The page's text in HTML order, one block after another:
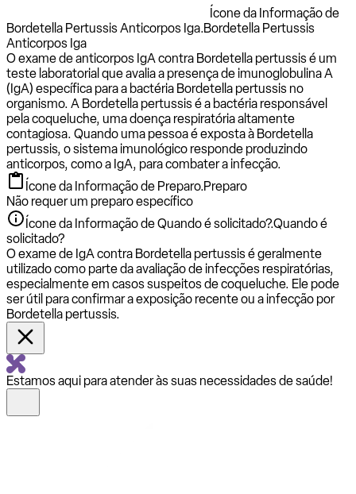
Ícone da Informação de
Bordetella Pertussis Anticorpos Iga.Bordetella Pertussis
Anticorpos Iga
O exame de anticorpos IgA contra Bordetella pertussis é um
teste laboratorial que avalia a presença de imunoglobulina A
(IgA) específica para a bactéria Bordetella pertussis no
organismo. A Bordetella pertussis é a bactéria responsável
pela coqueluche, uma doença respiratória altamente
contagiosa. Quando uma pessoa é exposta à Bordetella
pertussis, o sistema imunológico responde produzindo
anticorpos, como a IgA, para combater a infecção.
Ícone da Informação de Preparo.Preparo
Não requer um preparo específico
Ícone da Informação de Quando é solicitado?.Quando é
solicitado?
O exame de IgA contra Bordetella pertussis é geralmente
utilizado como parte da avaliação de infecções respiratórias,
especialmente em casos suspeitos de coqueluche. Ele pode
ser útil para confirmar a exposição recente ou a infecção por
Bordetella pertussis.
Estamos aqui para atender às suas necessidades de saúde!